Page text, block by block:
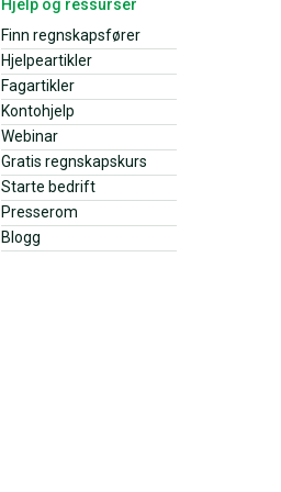
Hjelp og ressurser
Finn regnskapsfører
Hjelpeartikler
Fagartikler
Kontohjelp
Webinar
Gratis regnskapskurs
Starte bedrift
Presserom
Blogg